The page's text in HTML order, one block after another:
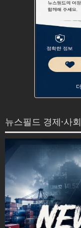
뉴스필드 경제·사회